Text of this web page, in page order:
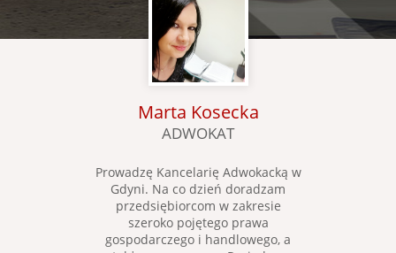
Marta Kosecka
ADWOKAT
Prowadzę Kancelarię Adwokacką w
Gdyni. Na co dzień doradzam
przedsiębiorcom w zakresie
szeroko pojętego prawa
gospodarczego i handlowego, a